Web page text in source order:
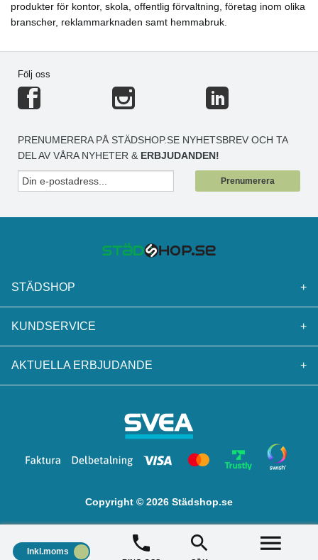
produkter för kontor, skola, offentlig förvaltning, företag inom olika
branscher, reklammarknaden samt hemmabruk.
Följ oss
PRENUMERERA PÅ STÄDSHOP.SE NYHETSBREV OCH TA
DEL AV VÅRA NYHETER & ERBJUDANDEN!
Prenumerera
STÄDSHOP +
KUNDSERVICE +
AKTUELLA ERBJUDANDE +
Copyright © 2026 Städshop.se
Inkl.moms